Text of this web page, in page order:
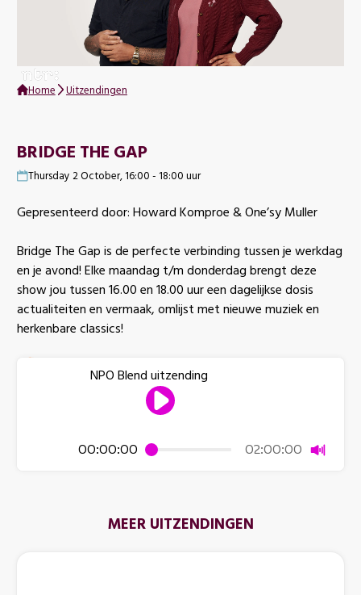
Home Uitzendingen
BRIDGE THE GAP
Thursday 2 October, 16:00 - 18:00 uur
Gepresenteerd door: Howard Komproe & One’sy Muller
Bridge The Gap is de perfecte verbinding tussen je werkdag
en je avond! Elke maandag t/m donderdag brengt deze
show jou tussen 16.00 en 18.00 uur een dagelijkse dosis
actualiteiten en vermaak, omlijst met nieuwe muziek en
herkenbare classics!
00:00:00 02:00:00 Dempen
NPO Blend uitzending
MEER UITZENDINGEN